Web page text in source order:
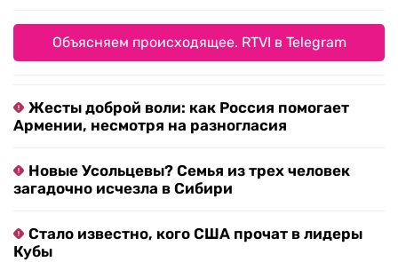
Объясняем происходящее. RTVI в Telegram
Жесты доброй воли: как Россия помогает
Армении, несмотря на разногласия
Новые Усольцевы? Семья из трех человек
загадочно исчезла в Сибири
Стало известно, кого США прочат в лидеры
Кубы